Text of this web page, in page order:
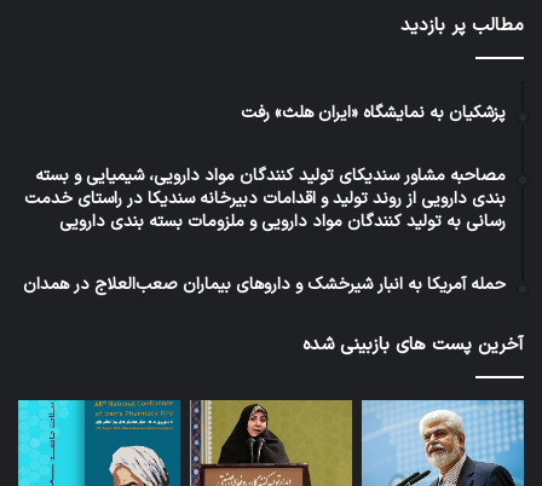
مطالب پر بازدید
پزشکیان به نمایشگاه «ایران هلث» رفت
مصاحبه مشاور سندیکای تولید کنندگان مواد دارویی، شیمیایی و بسته
بندی دارویی از روند تولید و اقدامات دبیرخانه سندیکا در راستای خدمت
رسانی به تولید کنندگان مواد دارویی و ملزومات بسته بندی دارویی
حمله آمریکا به انبار شیرخشک و داروهای بیماران صعب‌العلاج در همدان
آخرین پست های بازبینی شده